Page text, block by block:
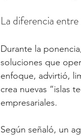
La diferencia
Durante la
soluciones que
enfoque, advirtió,
crea nuevas “islas
empresariales.
Según señaló, un